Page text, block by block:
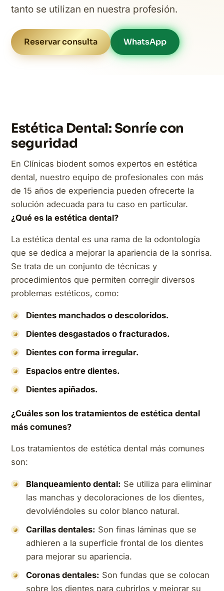
tanto se utilizan en nuestra profesión.
Reservar consulta WhatsApp
Estética Dental: Sonríe con
seguridad
En Clínicas biodent somos expertos en estética
dental, nuestro equipo de profesionales con más
de 15 años de experiencia pueden ofrecerte la
solución adecuada para tu caso en particular.
¿Qué es la estética dental?
La estética dental es una rama de la odontología
que se dedica a mejorar la apariencia de la sonrisa.
Se trata de un conjunto de técnicas y
procedimientos que permiten corregir diversos
problemas estéticos, como:
Dientes manchados o descoloridos.
Dientes desgastados o fracturados.
Dientes con forma irregular.
Espacios entre dientes.
Dientes apiñados.
¿Cuáles son los tratamientos de estética dental
más comunes?
Los tratamientos de estética dental más comunes
son:
Blanqueamiento dental: Se utiliza para eliminar
las manchas y decoloraciones de los dientes,
devolviéndoles su color blanco natural.
Carillas dentales: Son finas láminas que se
adhieren a la superficie frontal de los dientes
para mejorar su apariencia.
Coronas dentales: Son fundas que se colocan
sobre los dientes para cubrirlos y mejorar su